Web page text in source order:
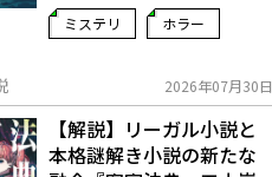
ミステリ ホラー
2026年07月30日
【解説】リーガル小説と
本格謎解き小説の新たな